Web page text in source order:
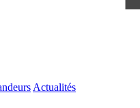
Actualités